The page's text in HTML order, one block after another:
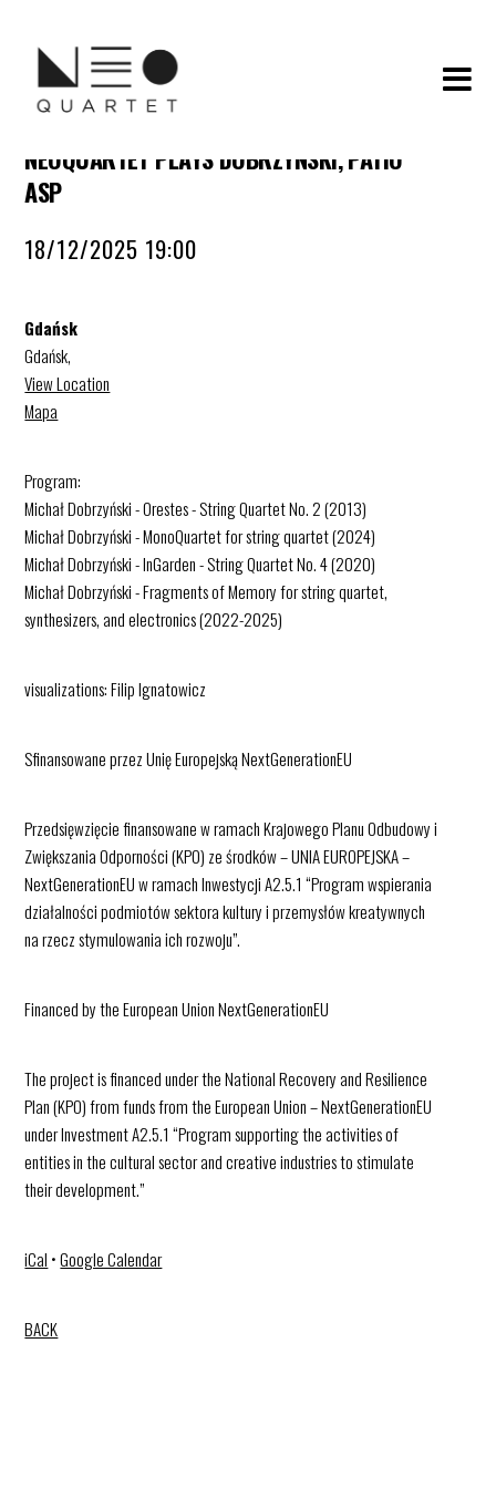
NEOQUARTET PLAYS DOBRZYNSKI, PATIO
ASP
18/12/2025 19:00
Gdańsk
Gdańsk,
View Location
Mapa
Program:
Michał Dobrzyński - Orestes - String Quartet No. 2 (2013)
Michał Dobrzyński - MonoQuartet for string quartet (2024)
Michał Dobrzyński - InGarden - String Quartet No. 4 (2020)
Michał Dobrzyński - Fragments of Memory for string quartet,
synthesizers, and electronics (2022-2025)
visualizations: Filip Ignatowicz
Sfinansowane przez Unię Europejską NextGenerationEU
Przedsięwzięcie finansowane w ramach Krajowego Planu Odbudowy i
Zwiększania Odporności (KPO) ze środków – UNIA EUROPEJSKA –
NextGenerationEU w ramach Inwestycji A2.5.1 “Program wspierania
działalności podmiotów sektora kultury i przemysłów kreatywnych
na rzecz stymulowania ich rozwoju”.
Financed by the European Union NextGenerationEU
The project is financed under the National Recovery and Resilience
Plan (KPO) from funds from the European Union – NextGenerationEU
under Investment A2.5.1 “Program supporting the activities of
entities in the cultural sector and creative industries to stimulate
their development.”
iCal •Google Calendar
BACK